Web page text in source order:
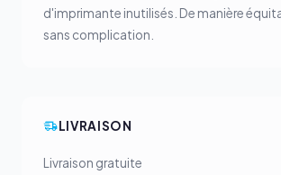
d'imprimante inutilisés. De manière
sans complication.
LIVRAISON
Livraison gratuite